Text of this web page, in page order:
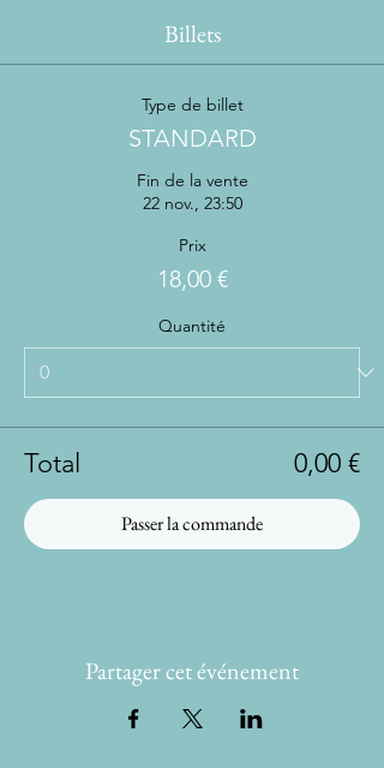
Billets
Type de billet
STANDARD
Fin de la vente
22 nov., 23:50
Prix
18,00 €
Quantité
Total 0,00 €
Passer la commande
Partager cet événement